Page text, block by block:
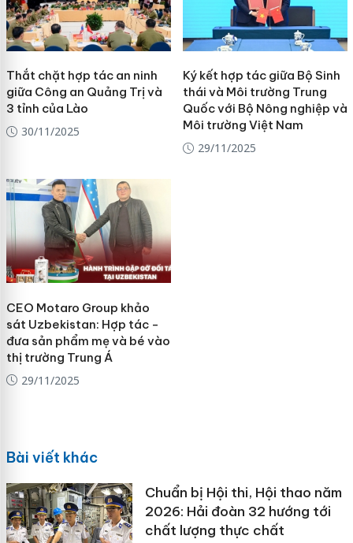
Thắt chặt hợp tác an ninh
giữa Công an Quảng Trị và
3 tỉnh của Lào
30/11/2025
Ký kết hợp tác giữa Bộ Sinh
thái và Môi trường Trung
Quốc với Bộ Nông nghiệp và
Môi trường Việt Nam
29/11/2025
CEO Motaro Group khảo
sát Uzbekistan: Hợp tác -
đưa sản phẩm mẹ và bé vào
thị trường Trung Á
29/11/2025
Bài viết khác
Chuẩn bị Hội thi, Hội thao năm
2026: Hải đoàn 32 hướng tới
chất lượng thực chất